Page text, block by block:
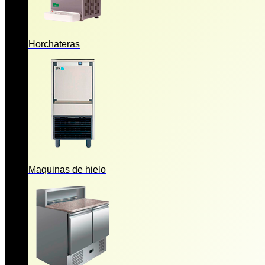
Horchateras
Maquinas de hielo